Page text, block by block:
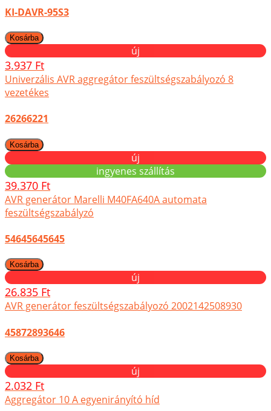
KI-DAVR-95S3
új
3.937 Ft
Univerzális AVR aggregátor feszültségszabályozó 8
vezetékes
26266221
új
ingyenes szállítás
39.370 Ft
AVR generátor Marelli M40FA640A automata
feszültségszabályzó
54645645645
új
26.835 Ft
AVR generátor feszültségszabályozó 2002142508930
45872893646
új
2.032 Ft
Aggregátor 10 A egyenirányító híd